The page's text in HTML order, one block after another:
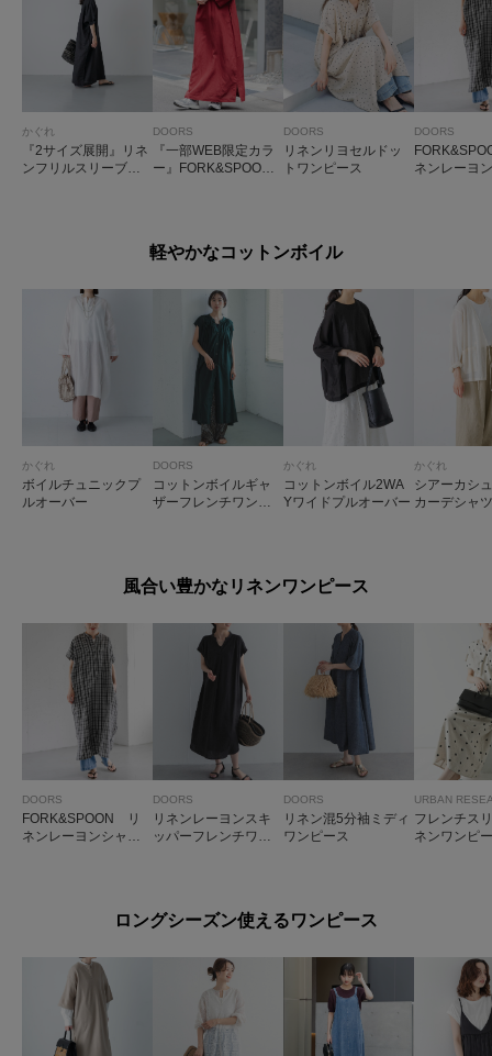
かぐれ
『2サイズ展開』リネ
ンフリルスリーブワ
DOORS
『一部WEB限定カラ
ー』FORK&SPOON
DOORS
リネンリヨセルドッ
トワンピース
DOORS
ネンレーヨ
軽やかなコットンボイル
かぐれ
ボイルチュニックプ
ルオーバー
DOORS
コットンボイルギャ
ザーフレンチワンピ
かぐれ
コットンボイル2WA
Yワイドプルオーバー
かぐれ
シアーカシ
カーデシャツ
風合い豊かなリネンワンピース
DOORS
FORK&SPOON リ
ネンレーヨンシャツ
DOORS
リネンレーヨンスキ
ッパーフレンチワン
DOORS
リネン混5分袖ミディ
ワンピース
URBAN
フレンチス
ネンワンピ
ロングシーズン使えるワンピース